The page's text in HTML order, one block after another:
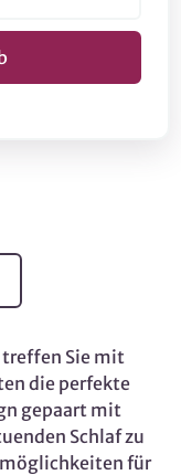
Sie mit
die perfekte
gepaart mit
Schlaf zu
für